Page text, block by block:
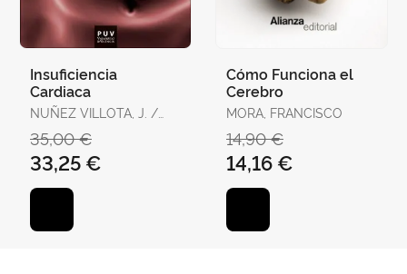
Insuficiencia
Cardiaca
NUÑEZ VILLOTA, J. /
35,00 €
33,25 €
Cómo Funciona el
Cerebro
MORA, FRANCISCO
14,90 €
14,16 €